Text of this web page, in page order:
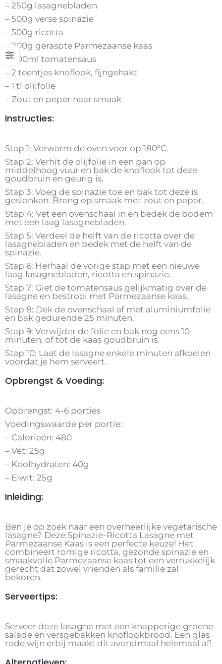
– 250g lasagnebladen
– 500g verse spinazie
– 500g ricotta
– 200g geraspte Parmezaanse kaas
– 400ml tomatensaus
– 2 teentjes knoflook, fijngehakt
– 1 tl olijfolie
– Zout en peper naar smaak
Instructies:
Stap 1: Verwarm de oven voor op 180°C.
Stap 2: Verhit de olijfolie in een pan op
middelhoog vuur en bak de knoflook tot deze
goudbruin en geurig is.
Stap 3: Voeg de spinazie toe en bak tot deze is
geslonken. Breng op smaak met zout en peper.
Stap 4: Vet een ovenschaal in en bedek de bodem
met een laag lasagnebladen.
Stap 5: Verdeel de helft van de ricotta over de
lasagnebladen en bedek met de helft van de
spinazie.
Stap 6: Herhaal de vorige stap met een nieuwe
laag lasagnebladen, ricotta en spinazie.
Stap 7: Giet de tomatensaus gelijkmatig over de
lasagne en bestrooi met Parmezaanse kaas.
Stap 8: Dek de ovenschaal af met aluminiumfolie
en bak gedurende 25 minuten.
Stap 9: Verwijder de folie en bak nog eens 10
minuten, of tot de kaas goudbruin is.
Stap 10: Laat de lasagne enkele minuten afkoelen
voordat je hem serveert.
Opbrengst & Voeding:
Opbrengst: 4-6 porties
Voedingswaarde per portie:
– Calorieën: 480
– Vet: 25g
– Koolhydraten: 40g
– Eiwit: 25g
Inleiding:
Ben je op zoek naar een overheerlijke vegetarische
lasagne? Deze Spinazie-Ricotta Lasagne met
Parmezaanse Kaas is een perfecte keuze! Het
combineert romige ricotta, gezonde spinazie en
smaakvolle Parmezaanse kaas tot een verrukkelijk
gerecht dat zowel vrienden als familie zal
bekoren.
Serveertips:
Serveer deze lasagne met een knapperige groene
salade en versgebakken knoflookbrood. Een glas
rode wijn erbij maakt dit avondmaal helemaal af!